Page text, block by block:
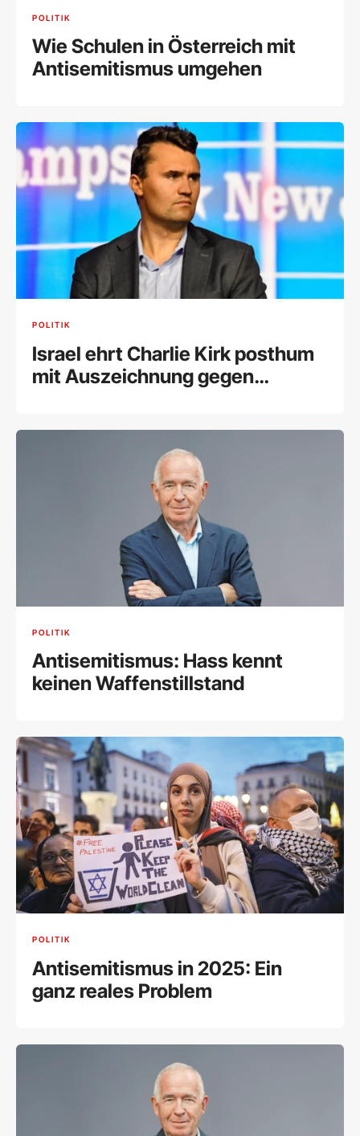
POLITIK
Wie Schulen in Österreich mit
Antisemitismus umgehen
POLITIK
Israel ehrt Charlie Kirk posthum
mit Auszeichnung gegen
POLITIK
Antisemitismus: Hass kennt
keinen Waffenstillstand
POLITIK
Antisemitismus in 2025: Ein
ganz reales Problem